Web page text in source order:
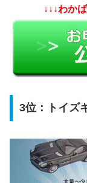
↓↓↓わか
3位：トイズ